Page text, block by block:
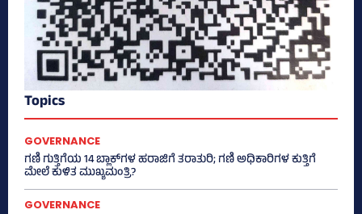
Topics
GOVERNANCE
ಗಣಿ ಗುತ್ತಿಗೆಯ 14 ಬ್ಲಾಕ್‌ಗಳ ಹರಾಜಿಗೆ ತರಾತುರಿ; ಗಣಿ ಅಧಿಕಾರಿಗಳ ಕುತ್ತಿಗೆ
ಮೇಲೆ ಕುಳಿತ ಮುಖ್ಯಮಂತ್ರಿ?
GOVERNANCE